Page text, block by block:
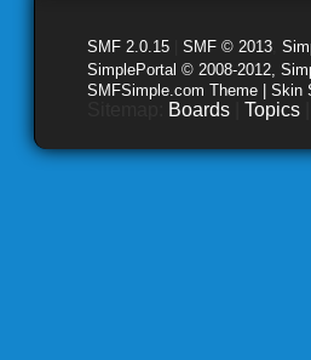
SMF 2.0.15 SMF © 2013
SimplePortal © 2008-2012,
SMFSimple.com Theme | Skin
Boards Topics